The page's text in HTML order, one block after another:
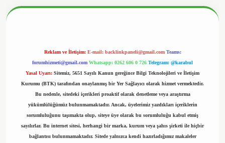
Reklam ve İletişim: E-mail: backlinkpaneli@gmail.com Teams:
forumhizmeti@gmail.com Whatsapp: 0262 606 0 726 Telegram: @karabul
Yasal Uyarı: Sitemiz, 5651 Sayılı Kanun gereğince Bilgi Teknolojileri ve İletişim
Kurumu (BTK) tarafından onaylanmış bir Yer Sağlayıcı olarak hizmet vermektedir.
Bu nedenle, sitedeki içerikleri proaktif olarak denetleme veya araştırma
yükümlülüğümüz bulunmamaktadır. Ancak, üyelerimiz yazdıkları içeriklerin
sorumluluğunu taşımakta olup, siteye üye olarak bu sorumluluğu kabul etmiş
sayılırlar. Bu internet sitesi, herhangi bir marka, kurum veya şahıs şirketi ile hiçbir
bağlantısı bulunmamaktadır. Sitede yalnızca kendi hazırladığımız makaleler